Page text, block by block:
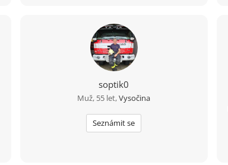
soptik0
Muž, 55 let,Vysočina
Seznámit se